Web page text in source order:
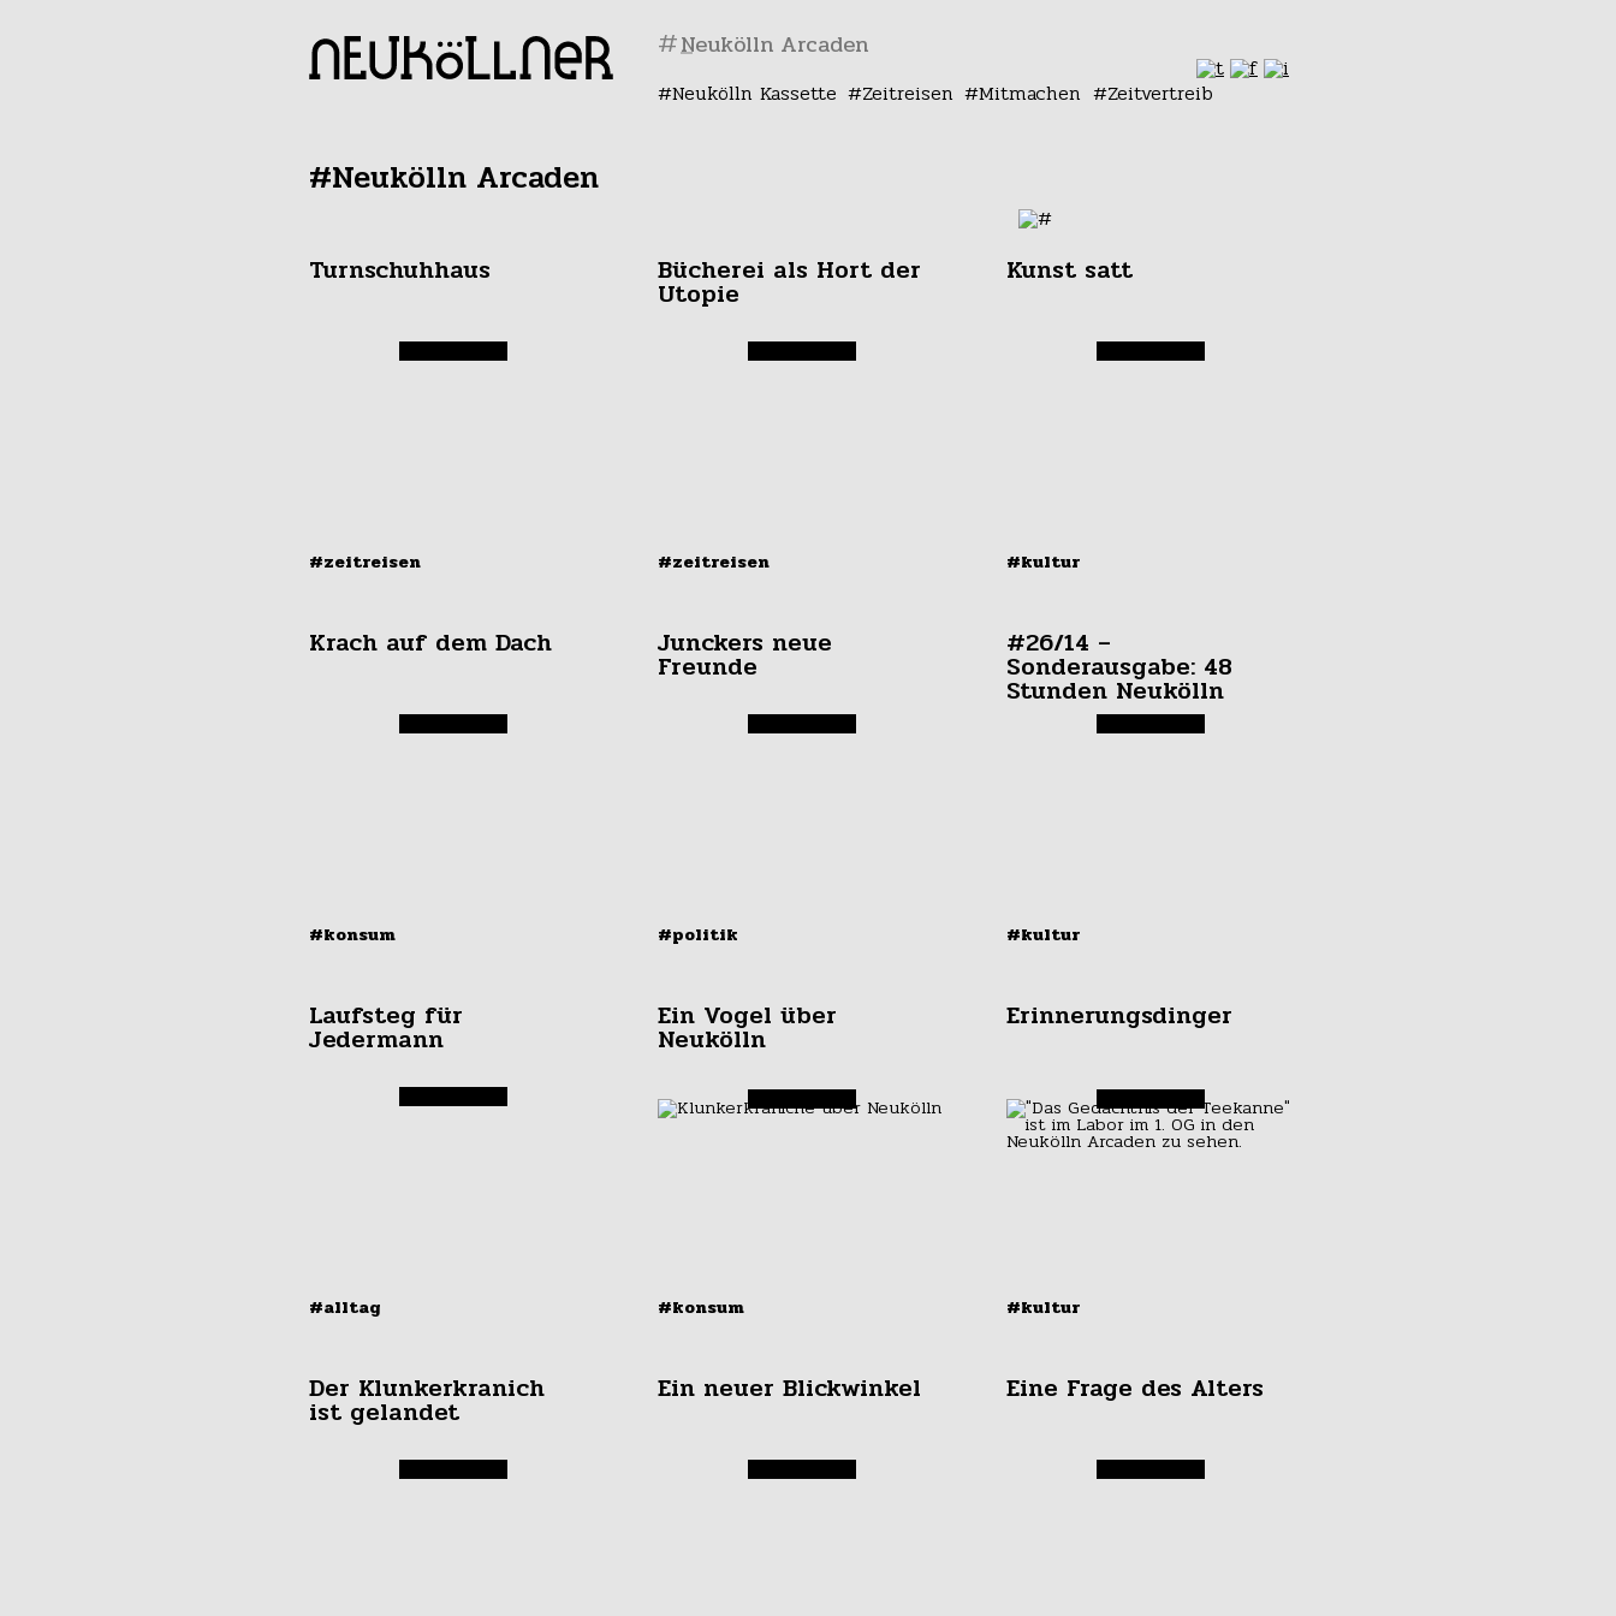
#
Neukölln Kassette Zeitreisen Mitmachen Zeitvertreib
#Neukölln Arcaden
Turnschuhhaus
#zeitreisen
Bücherei als Hort der
Utopie
#zeitreisen
Kunst satt
#kultur
Krach auf dem Dach
#konsum
Junckers neue
Freunde
#politik
#26/14 –
Sonderausgabe: 48
Stunden Neukölln
#kultur
Laufsteg für
Jedermann
#alltag
Ein Vogel über
Neukölln
#konsum
Erinnerungsdinger
#kultur
Der Klunkerkranich
ist gelandet
Ein neuer Blickwinkel Eine Frage des Alters